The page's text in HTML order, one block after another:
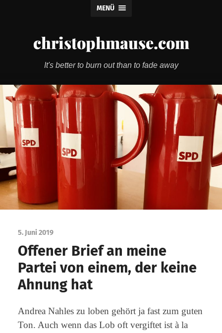
MENÜ
christophmause.com
It's better to burn out than to fade away
5. Juni 2019
Offener Brief an meine
Partei von einem, der keine
Ahnung hat
Andrea Nahles zu loben gehört ja fast zum guten
Ton. Auch wenn das Lob oft vergiftet ist à la